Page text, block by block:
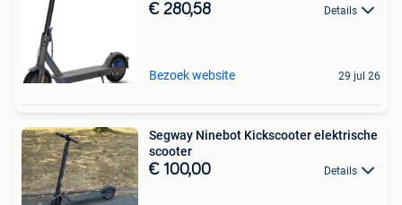
€ 280,58 Details
Bezoek website 29 jul 26
Segway Ninebot Kickscooter elektrische
scooter
€ 100,00 Details